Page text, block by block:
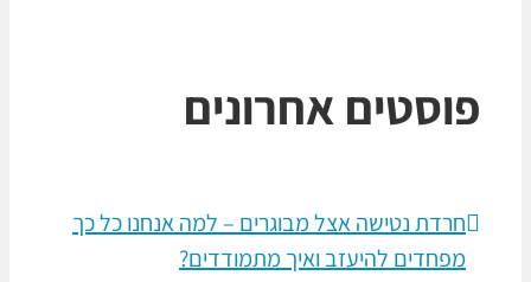
אחרונים
חרדת נטישה אצל מבוגרים – למה אנחנו כל כך
מפחדים להיעזב ואיך מתמודדים?